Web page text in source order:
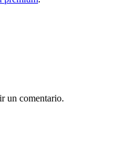
un comentario.